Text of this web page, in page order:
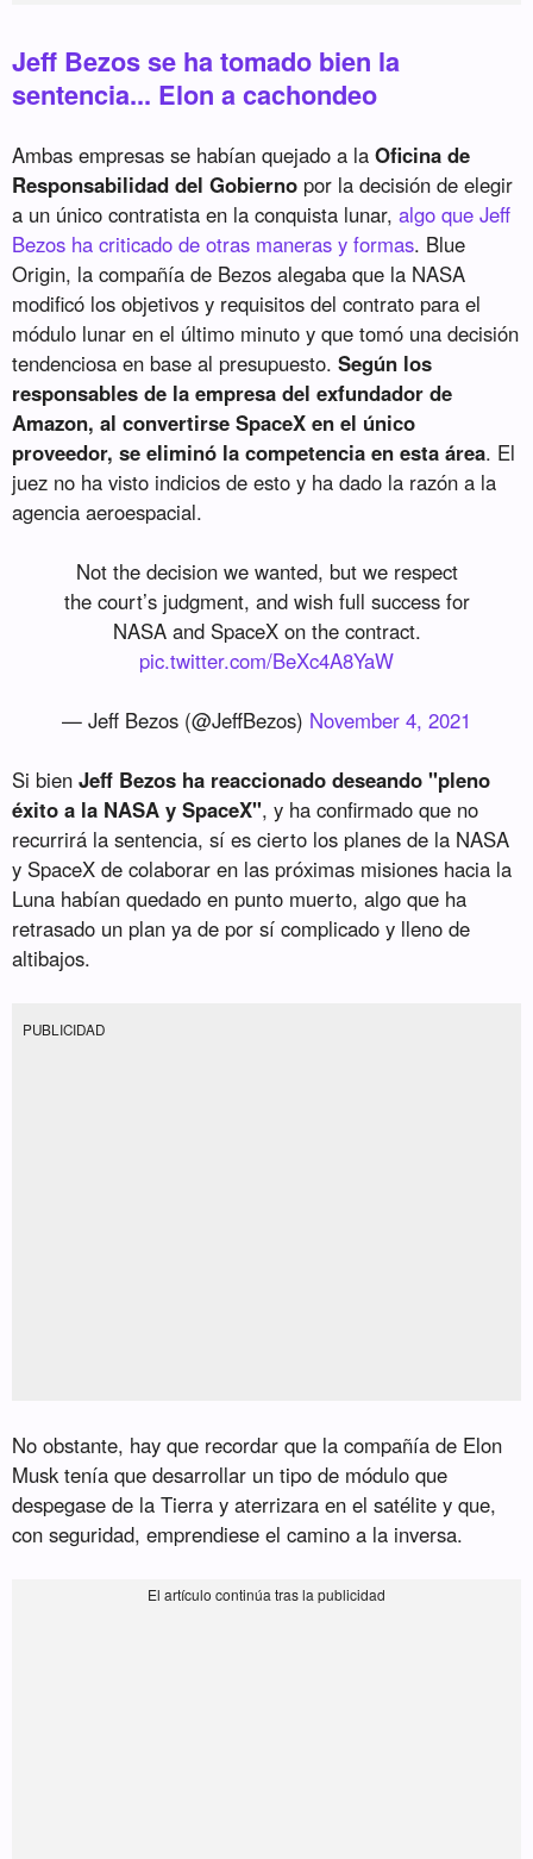
Jeff Bezos se ha tomado bien la
sentencia... Elon a cachondeo
Ambas empresas se habían quejado a laOficina de
Responsabilidad del Gobierno por la decisión de elegir
a un único contratista en la conquista lunar,algo que Jeff
Bezos ha criticado de otras maneras y formas. Blue
Origin, la compañía de Bezos alegaba que la NASA
modificó los objetivos y requisitos del contrato para el
módulo lunar en el último minuto y que tomó una decisión
tendenciosa en base al presupuesto.Según los
responsables de la empresa del exfundador de
Amazon, al convertirse SpaceX en el único
proveedor, se eliminó la competencia en esta área. El
juez no ha visto indicios de esto y ha dado la razón a la
agencia aeroespacial.
Not the decision we wanted, but we respect
the court’s judgment, and wish full success for
NASA and SpaceX on the contract.
pic.twitter.com/BeXc4A8YaW
— Jeff Bezos (@JeffBezos) November 4, 2021
Si bienJeff Bezos ha reaccionado deseando "pleno
éxito a la NASA y SpaceX", y ha confirmado que no
recurrirá la sentencia, sí es cierto los planes de la NASA
y SpaceX de colaborar en las próximas misiones hacia la
Luna habían quedado en punto muerto, algo que ha
retrasado un plan ya de por sí complicado y lleno de
altibajos.
PUBLICIDAD
No obstante, hay que recordar que la compañía de Elon
Musk tenía que desarrollar un tipo de módulo que
despegase de la Tierra y aterrizara en el satélite y que,
con seguridad, emprendiese el camino a la inversa.